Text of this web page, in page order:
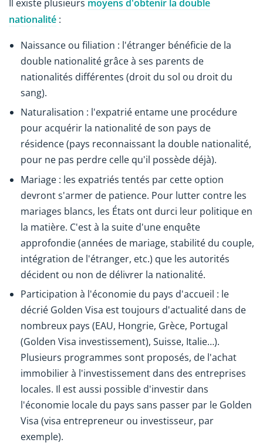
Il existe plusieurs moyens d'obtenir la double
nationalité :
Naissance ou filiation : l'étranger bénéficie de la
double nationalité grâce à ses parents de
nationalités différentes (droit du sol ou droit du
sang).
Naturalisation : l'expatrié entame une procédure
pour acquérir la nationalité de son pays de
résidence (pays reconnaissant la double nationalité,
pour ne pas perdre celle qu'il possède déjà).
Mariage : les expatriés tentés par cette option
devront s'armer de patience. Pour lutter contre les
mariages blancs, les États ont durci leur politique en
la matière. C'est à la suite d'une enquête
approfondie (années de mariage, stabilité du couple,
intégration de l'étranger, etc.) que les autorités
décident ou non de délivrer la nationalité.
Participation à l'économie du pays d'accueil : le
décrié Golden Visa est toujours d'actualité dans de
nombreux pays (EAU, Hongrie, Grèce, Portugal
(Golden Visa investissement), Suisse, Italie…).
Plusieurs programmes sont proposés, de l'achat
immobilier à l'investissement dans des entreprises
locales. Il est aussi possible d'investir dans
l'économie locale du pays sans passer par le Golden
Visa (visa entrepreneur ou investisseur, par
exemple).